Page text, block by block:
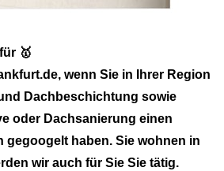
🥇
wenn Sie in Ihrer Region
Dachbeschichtung sowie
oder Dachsanierung einen
gegoogelt haben. Sie wohnen in
wir auch für Sie Sie tätig.